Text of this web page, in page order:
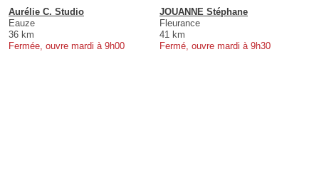
Aurélie C. Studio
Eauze
36 km
Fermée, ouvre mardi à 9h00
JOUANNE Stéphane
Fleurance
41 km
Fermé, ouvre mardi à 9h30